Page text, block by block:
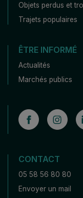
Objets perdus et
Trajets populaires
ÊTRE INFORMÉ
Actualités
Marchés publics
CONTACT
05 58 56 80 80
Envoyer un mail